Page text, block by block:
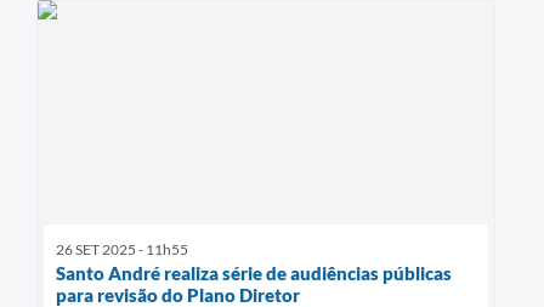
26 SET 2025 - 11h55
Santo André realiza série de audiências públicas
para revisão do Plano Diretor